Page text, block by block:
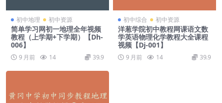
初中地理 初中资源
简单学习网初一地理全年视频
教程（上学期+下学期）【Dh-
006】
9 月前 14 39.9
初中综合 初中资源
洋葱学院初中教程网课语文数
学英语物理化学教程大全课程
视频【Dj-001】
9 月前 14 39.9